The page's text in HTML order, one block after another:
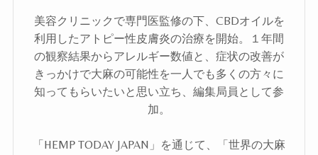
美容クリニックで専門医監修の下、CBDオイルを
利用したアトピー性皮膚炎の治療を開始。１年間
の観察結果からアレルギー数値と、症状の改善が
きっかけで大麻の可能性を一人でも多くの方々に
知ってもらいたいと思い立ち、編集局員として参
加。
「HEMP TODAY JAPAN」を通じて、「世界の大麻